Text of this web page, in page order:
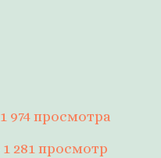
1 974 просмотра
1 281 просмотр